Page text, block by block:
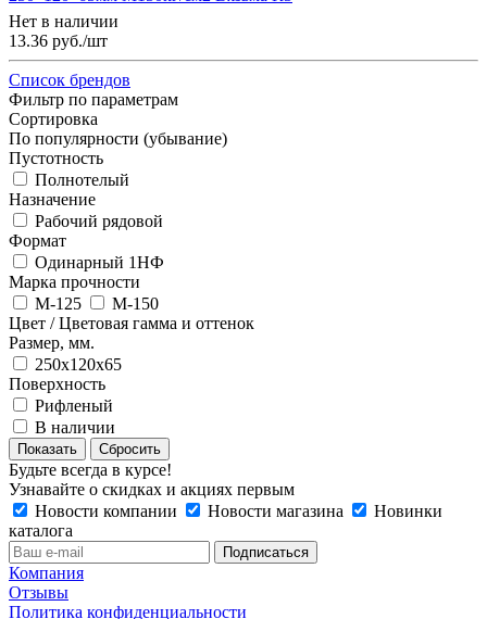
Нет в наличии
13.36 руб./шт
Список брендов
Фильтр по параметрам
Сортировка
По популярности (убывание)
Пустотность
Полнотелый
Назначение
Рабочий рядовой
Формат
Одинарный 1НФ
Марка прочности
М-125
М-150
Цвет / Цветовая гамма и оттенок
Размер, мм.
250х120х65
Поверхность
Рифленый
В наличии
Сбросить
Будьте всегда в курсе!
Узнавайте о скидках и акциях первым
Новости компании
Новости магазина
Новинки
каталога
Компания
Отзывы
Политика конфиденциальности